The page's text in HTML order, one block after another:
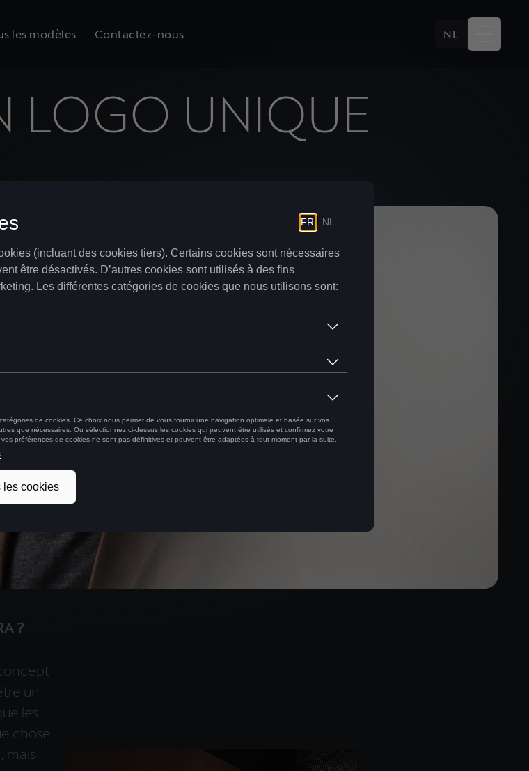
les modèles Contactez-nous NL
LOGO UNIQUE
?
un
les
chose
mais